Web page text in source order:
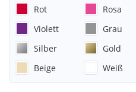
Rot
Rosa
Violett
Grau
Silber
Gold
Beige
Weiß